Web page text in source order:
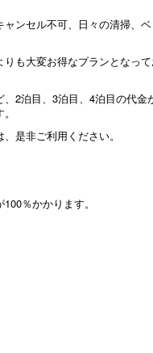
ンセル不可、日々の清掃、
も大変お得なプランとなって
2泊目、3泊目、4泊目の代金
是非ご利用ください。
％かかります。